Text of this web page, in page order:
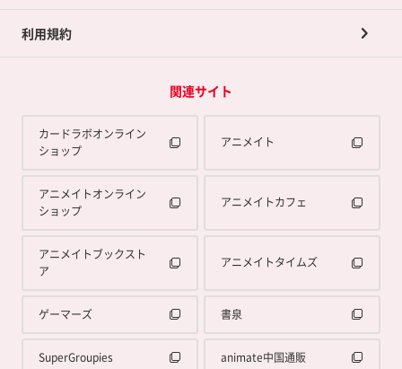
利用規約
関連サイト
カードラボオンライン
ショップ
アニメイト
アニメイトオンライン
ショップ
アニメイトカフェ
アニメイトブックスト
ア
アニメイトタイムズ
ゲーマーズ 書泉
SuperGroupies animate中国通販